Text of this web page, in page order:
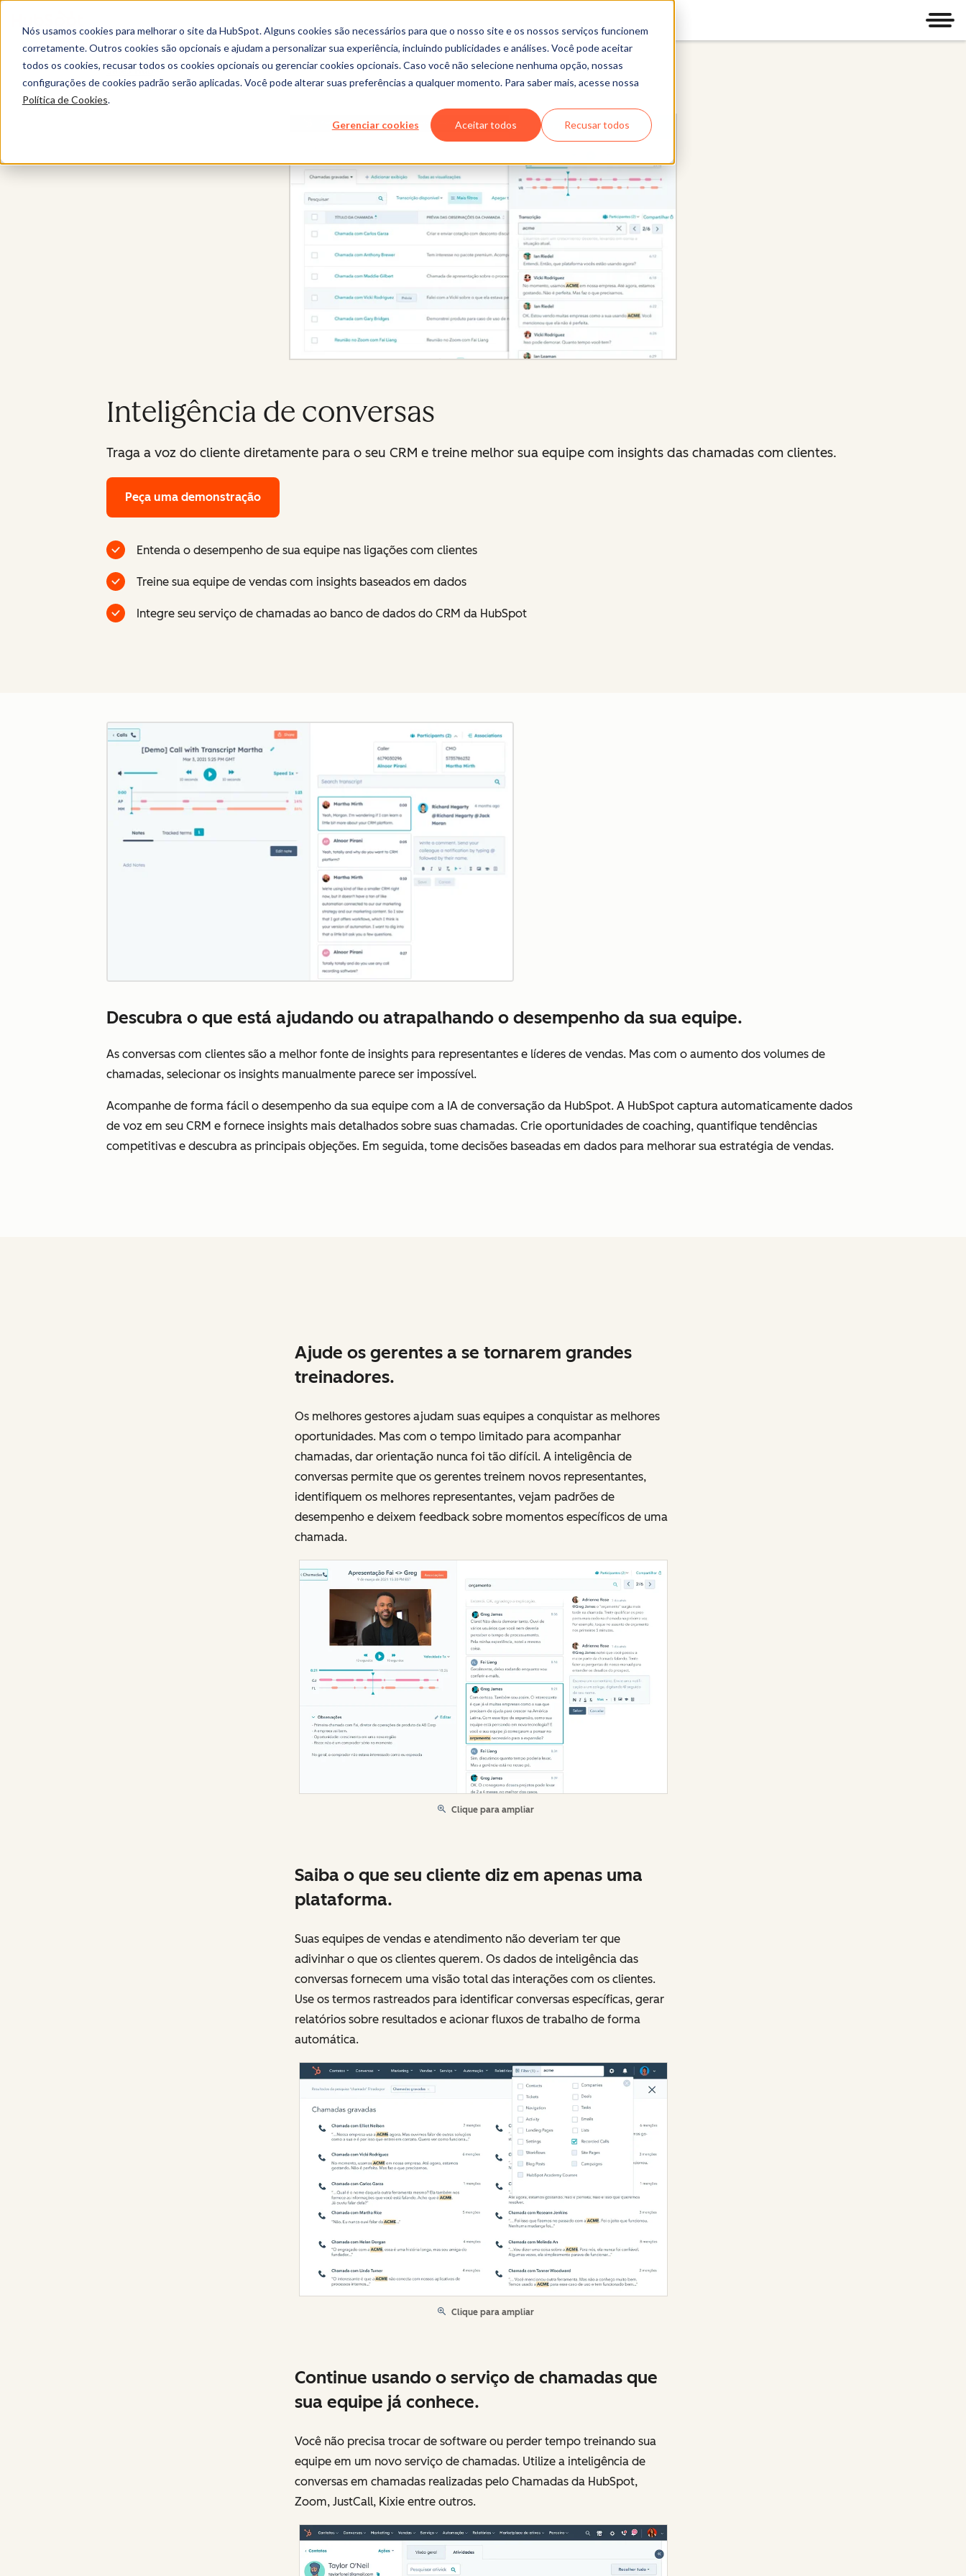
Nós usamos cookies para melhorar o site da HubSpot. Alguns cookies são necessários para que o nosso site e os nossos serviços funcionem
corretamente. Outros cookies são opcionais e ajudam a personalizar sua experiência, incluindo publicidades e análises. Você pode aceitar
todos os cookies, recusar todos os cookies opcionais ou gerenciar cookies opcionais. Caso você não selecione nenhuma opção, nossas
configurações de cookies padrão serão aplicadas. Você pode alterar suas preferências a qualquer momento. Para saber mais, acesse nossa
Política de Cookies.
Gerenciar cookies Aceitar todos Recusar todos
Sales Hub
Inteligência de conversas
Traga a voz do cliente diretamente para o seu CRM e treine melhor sua equipe com insights das chamadas com clientes.
Peça uma demonstração
Entenda o desempenho de sua equipe nas ligações com clientes
Treine sua equipe de vendas com insights baseados em dados
Integre seu serviço de chamadas ao banco de dados do CRM da HubSpot
Descubra o que está ajudando ou atrapalhando o desempenho da sua equipe.
As conversas com clientes são a melhor fonte de insights para representantes e líderes de vendas. Mas com o aumento dos volumes de
chamadas, selecionar os insights manualmente parece ser impossível.
Acompanhe de forma fácil o desempenho da sua equipe com a IA de conversação da HubSpot. A HubSpot captura automaticamente dados
de voz em seu CRM e fornece insights mais detalhados sobre suas chamadas. Crie oportunidades de coaching, quantifique tendências
competitivas e descubra as principais objeções. Em seguida, tome decisões baseadas em dados para melhorar sua estratégia de vendas.
Ajude os gerentes a se tornarem grandes
treinadores.
Os melhores gestores ajudam suas equipes a conquistar as melhores
oportunidades. Mas com o tempo limitado para acompanhar
chamadas, dar orientação nunca foi tão difícil. A inteligência de
conversas permite que os gerentes treinem novos representantes,
identifiquem os melhores representantes, vejam padrões de
desempenho e deixem feedback sobre momentos específicos de uma
chamada.
Clique para ampliar
Saiba o que seu cliente diz em apenas uma
plataforma.
Suas equipes de vendas e atendimento não deveriam ter que
adivinhar o que os clientes querem. Os dados de inteligência das
conversas fornecem uma visão total das interações com os clientes.
Use os termos rastreados para identificar conversas específicas, gerar
relatórios sobre resultados e acionar fluxos de trabalho de forma
automática.
Clique para ampliar
Continue usando o serviço de chamadas que
sua equipe já conhece.
Você não precisa trocar de software ou perder tempo treinando sua
equipe em um novo serviço de chamadas. Utilize a inteligência de
conversas em chamadas realizadas pelo Chamadas da HubSpot,
Zoom, JustCall, Kixie entre outros.